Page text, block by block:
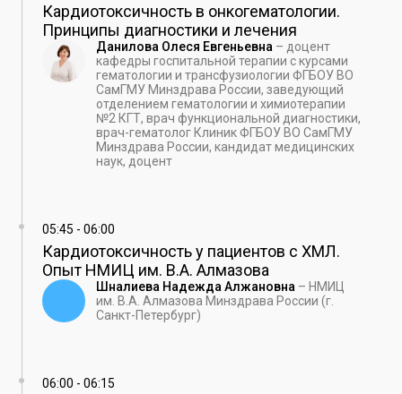
Кардиотоксичность в онкогематологии.
Принципы диагностики и лечения
Данилова Олеся Евгеньевна – доцент
кафедры госпитальной терапии с курсами
гематологии и трансфузиологии ФГБОУ ВО
СамГМУ Минздрава России, заведующий
отделением гематологии и химиотерапии
№2 КГТ, врач функциональной диагностики,
врач-гематолог Клиник ФГБОУ ВО СамГМУ
Минздрава России, кандидат медицинских
наук, доцент
05:45 - 06:00
Кардиотоксичность у пациентов с ХМЛ.
Опыт НМИЦ им. В.А. Алмазова
Шналиева Надежда Алжановна – НМИЦ
им. В.А. Алмазова Минздрава России (г.
Санкт-Петербург)
06:00 - 06:15